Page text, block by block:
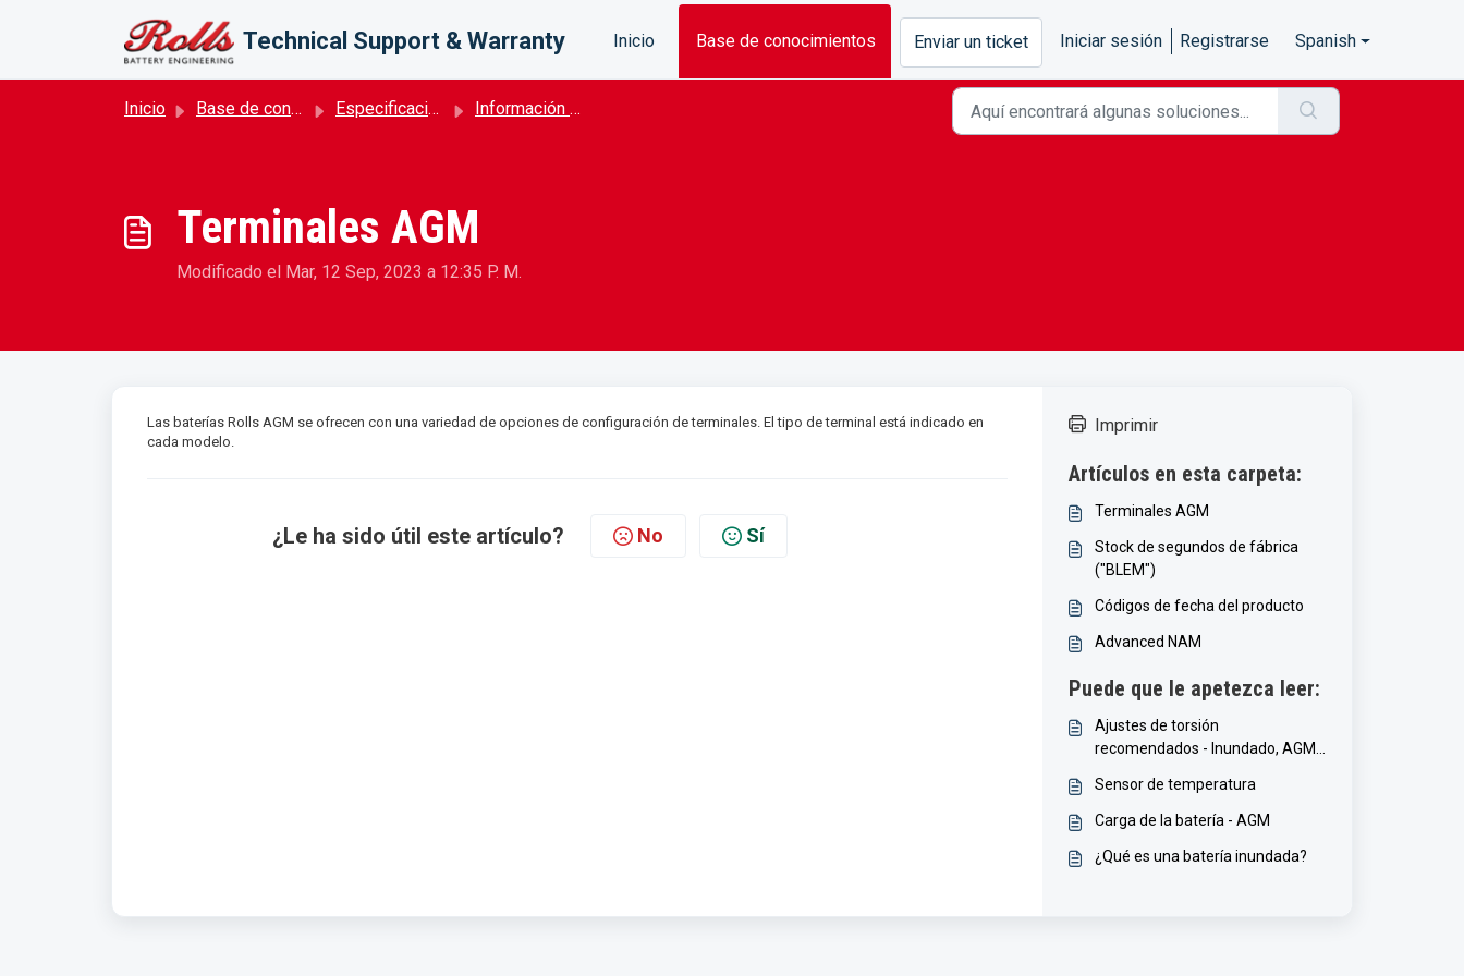
Technical Support & Warranty Inicio Base de conocimientos Enviar un ticket Iniciar sesión Registrarse Spanish
Inicio Base de conocimientos Especificación de la batería Información Del Producto
Terminales AGM
Modificado el Mar, 12 Sep, 2023 a 12:35 P. M.
Las baterías Rolls AGM se ofrecen con una variedad de opciones de configuración de terminales. El tipo de terminal está indicado en
cada modelo.
¿Le ha sido útil este artículo? No Sí
Imprimir
Artículos en esta carpeta:
Terminales AGM
Stock de segundos de fábrica
("BLEM")
Códigos de fecha del producto
Advanced NAM
Puede que le apetezca leer:
Ajustes de torsión
recomendados - Inundado, AGM,
Sensor de temperatura
Carga de la batería - AGM
¿Qué es una batería inundada?